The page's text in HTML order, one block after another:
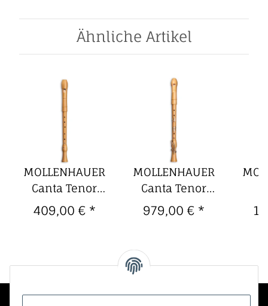
Ähnliche Artikel
MOLLENHAUER
Canta Tenor
Birne ohne
Klappe,
409,00 € *
MOLLENHAUER
Canta Tenor
Birne Comfort
Knick, barocke
979,00 € *